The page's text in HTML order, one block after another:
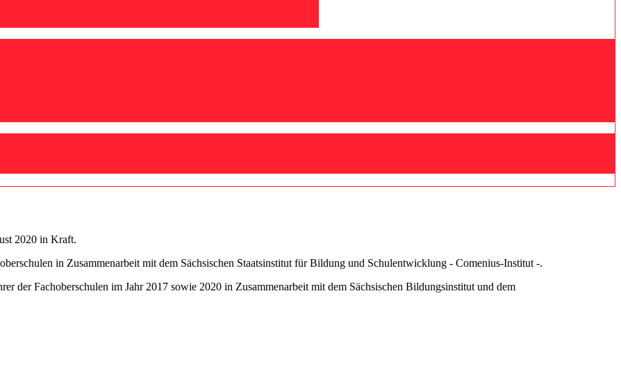
2020 in Kraft.
in Zusammenarbeit mit dem Sächsischen Staatsinstitut für Bildung und Schulentwicklung - Comenius-Institut -.
der Fachoberschulen im Jahr 2017 sowie 2020 in Zusammenarbeit mit dem Sächsischen Bildungsinstitut und dem